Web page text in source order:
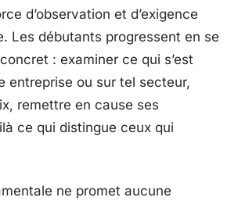
d’observation et d’exigence
Les débutants progressent en se
: examiner ce qui s’est
entreprise ou sur tel secteur,
remettre en cause ses
ce qui distingue ceux qui
ne promet aucune